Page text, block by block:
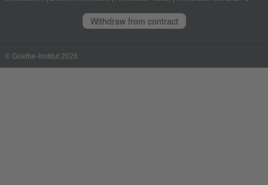
Withdraw from contract
© Goethe-Institut 2026